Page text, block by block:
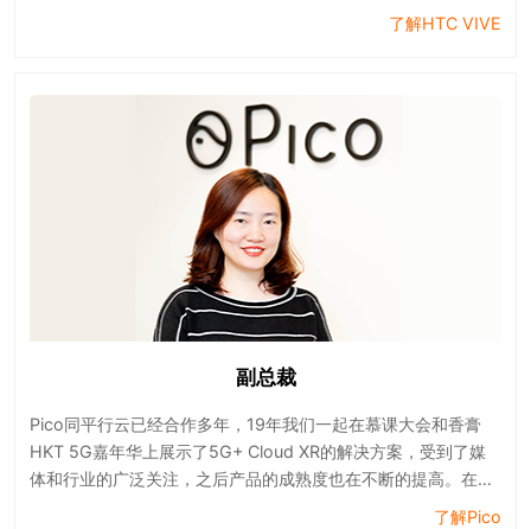
了解HTC VIVE
副总裁
Pico同平行云已经合作多年，19年我们一起在慕课大会和香膏
HKT 5G嘉年华上展示了5G+ Cloud XR的解决方案，受到了媒
体和行业的广泛关注，之后产品的成熟度也在不断的提高。在
5G网络的迅速普及大背景下，平行云发布的Cloud XR企业解决
了解Pico